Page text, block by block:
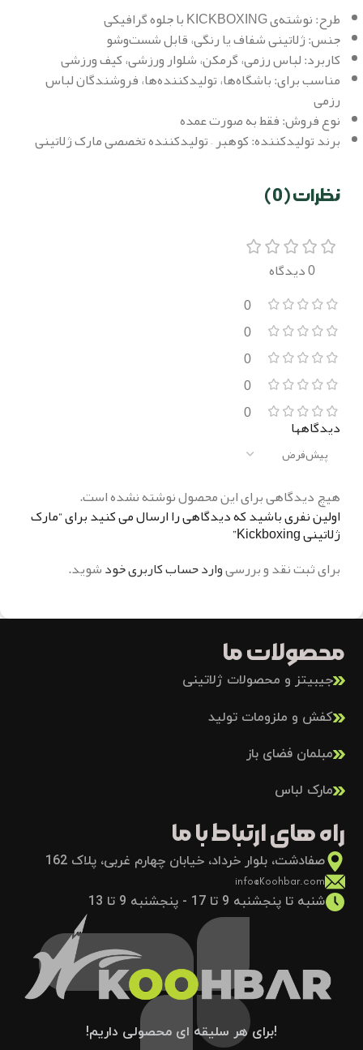
طرح: نوشته‌ی KICKBOXING با جلوه گرافیکی
جنس: ژلاتینی شفاف یا رنگی، قابل شست‌وشو
کاربرد: لباس رزمی، گرمکن، شلوار ورزشی، کیف ورزشی
مناسب برای: باشگاه‌ها، تولیدکننده‌ها، فروشندگان لباس
رزمی
نوع فروش: فقط به صورت عمده
برند تولیدکننده: کوهبر – تولیدکننده تخصصی مارک ژلاتینی
نظرات (0)
0 دیدگاه
0
0
0
0
0
دیدگاهها
هیچ دیدگاهی برای این محصول نوشته نشده است.
اولین نفری باشید که دیدگاهی را ارسال می کنید برای “مارک
ژلاتینی Kickboxing”
برای ثبت نقد و بررسیوارد حساب کاربری خودشوید.
محصولات ما
جیبیتز و محصولات ژلاتینی
کفش و ملزومات تولید
مبلمان فضای باز
مارک لباس
راه های ارتباط با ما
صفادشت، بلوار خرداد، خیابان چهارم غربی، پلاک 162
info@Koohbar.com
شنبه تا پنجشنبه 9 تا 17 - پنجشنبه 9 تا 13
!برای هر سلیقه ای محصولی داریم!